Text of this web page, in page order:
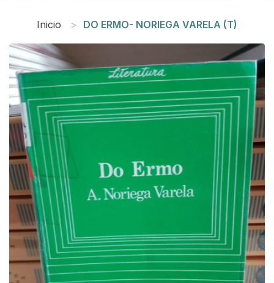
Inicio DO ERMO- NORIEGA VARELA (T)